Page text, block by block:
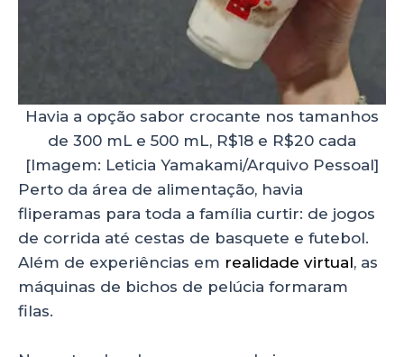
Havia a opção sabor crocante nos tamanhos
de 300 mL e 500 mL, R$18 e R$20 cada
[Imagem: Leticia Yamakami/Arquivo Pessoal]
Perto da área de alimentação, havia
fliperamas para toda a família curtir: de jogos
de corrida até cestas de basquete e futebol.
Além de experiências em realidade virtual, as
máquinas de bichos de pelúcia formaram
filas.